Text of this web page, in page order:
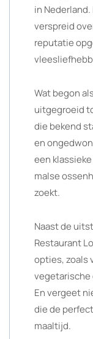
in
verspreid
reputatie
Wat begon
uitgegroeid
die bekend
en
een
malse
zoekt.
Naast de
Restaurant
opties, zoals
vegetarische
En vergeet
die de
maaltijd.